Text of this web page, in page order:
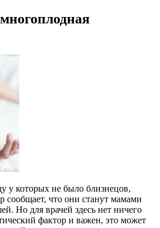
которых не было близнецов,
сообщает, что они станут мамами
Но для врачей здесь нет ничего
фактор и важен, это может